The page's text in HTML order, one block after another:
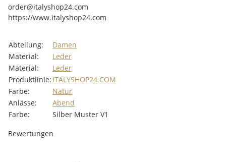
order@italyshop24.com
https://www.italyshop24.com
Abteilung:
Damen
Material:
Leder
Material:
Leder
Produktlinie: ITALYSHOP24.COM
Farbe:
Natur
Anlässe:
Abend
Farbe:
Silber Muster V1
Bewertungen